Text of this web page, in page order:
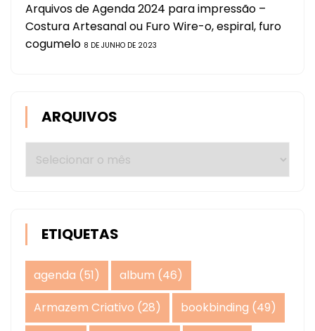
Arquivos de Agenda 2024 para impressão –
Costura Artesanal ou Furo Wire-o, espiral, furo
cogumelo 8 DE JUNHO DE 2023
ARQUIVOS
Arquivos
ETIQUETAS
agenda (51) album (46)
Armazem Criativo (28) bookbinding (49)